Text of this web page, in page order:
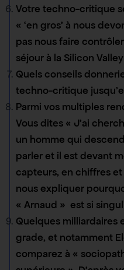
Votre techno-critique
« ‘en gros’ à nous
pas nous faire
séjour à la Silicon
Quels conseils
techno-critique
Parmi vos multiples
Vous dites « J’ai
un homme qui
parler et il est devant
capteurs, en chiffres
nous expliquer
« Arnaud » est si
Quelques milliardaires
grade, et notamment
comparez à «